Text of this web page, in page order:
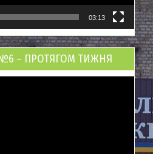
03:13
№6 – ПРОТЯГОМ ТИЖНЯ